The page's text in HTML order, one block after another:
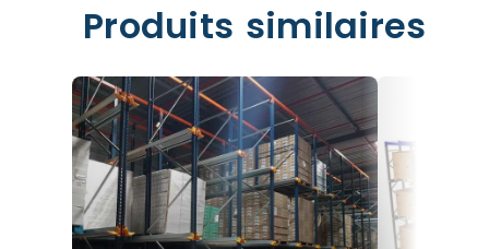
Produits similaires